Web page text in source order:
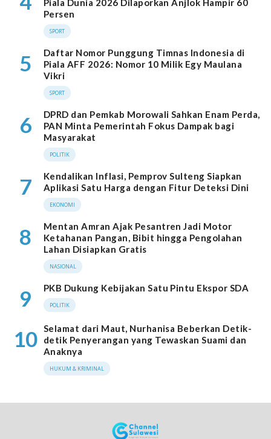
Piala Dunia 2026 Dilaporkan Anjlok Hampir 60
Persen
SPORT
5
Daftar Nomor Punggung Timnas Indonesia di
Piala AFF 2026: Nomor 10 Milik Egy Maulana
Vikri
SPORT
6
DPRD dan Pemkab Morowali Sahkan Enam Perda,
PAN Minta Pemerintah Fokus Dampak bagi
Masyarakat
POLITIK
7
Kendalikan Inflasi, Pemprov Sulteng Siapkan
Aplikasi Satu Harga dengan Fitur Deteksi Dini
EKONOMI
8
Mentan Amran Ajak Pesantren Jadi Motor
Ketahanan Pangan, Bibit hingga Pengolahan
Lahan Disiapkan Gratis
NASIONAL
9 PKB Dukung Kebijakan Satu Pintu Ekspor SDA
POLITIK
10 Selamat dari Maut, Nurhanisa Beberkan Detik-
detik Penyerangan yang Tewaskan Suami dan
Anaknya
HUKUM & KRIMINAL